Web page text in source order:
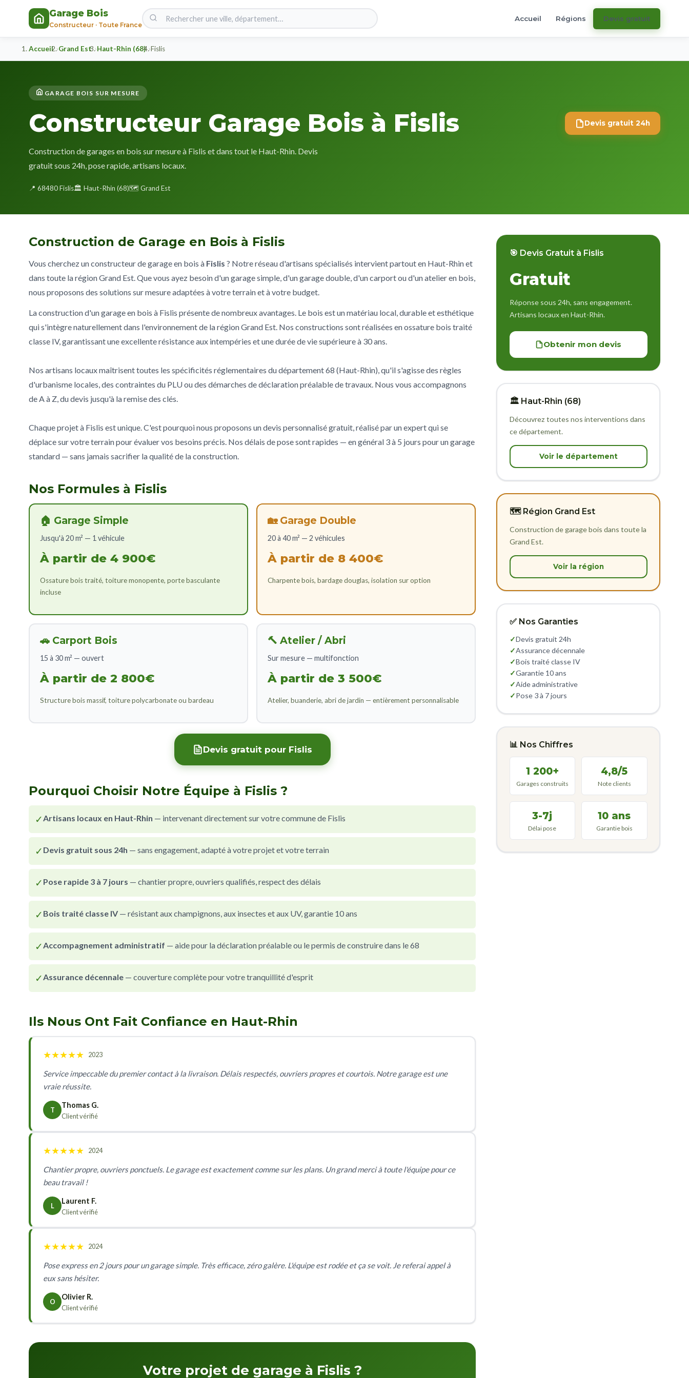
Garage Bois
Constructeur · Toute France
Accueil Régions Devis gratuit
Accueil Grand Est Haut-Rhin (68) Fislis
GARAGE BOIS SUR MESURE
Constructeur Garage Bois à Fislis Devis gratuit 24h
Construction de garages en bois sur mesure à Fislis et dans tout le Haut-Rhin. Devis
gratuit sous 24h, pose rapide, artisans locaux.
📍 68480 Fislis🏛️ Haut-Rhin (68)🗺️ Grand Est
Construction de Garage en Bois à Fislis
Vous cherchez un constructeur de garage en bois à Fislis ? Notre réseau d'artisans spécialisés intervient partout en Haut-Rhin et
dans toute la région Grand Est. Que vous ayez besoin d'un garage simple, d'un garage double, d'un carport ou d'un atelier en bois,
nous proposons des solutions sur mesure adaptées à votre terrain et à votre budget.
La construction d'un garage en bois à Fislis présente de nombreux avantages. Le bois est un matériau local, durable et esthétique
qui s'intègre naturellement dans l'environnement de la région Grand Est. Nos constructions sont réalisées en ossature bois traité
classe IV, garantissant une excellente résistance aux intempéries et une durée de vie supérieure à 30 ans.
Nos artisans locaux maîtrisent toutes les spécificités réglementaires du département 68 (Haut-Rhin), qu'il s'agisse des règles
d'urbanisme locales, des contraintes du PLU ou des démarches de déclaration préalable de travaux. Nous vous accompagnons
de A à Z, du devis jusqu'à la remise des clés.
Chaque projet à Fislis est unique. C'est pourquoi nous proposons un devis personnalisé gratuit, réalisé par un expert qui se
déplace sur votre terrain pour évaluer vos besoins précis. Nos délais de pose sont rapides — en général 3 à 5 jours pour un garage
standard — sans jamais sacrifier la qualité de la construction.
Nos Formules à Fislis
🏠 Garage Simple
Jusqu'à 20 m² — 1 véhicule
À partir de 4 900€
Ossature bois traité, toiture monopente, porte basculante
incluse
🏡 Garage Double
20 à 40 m² — 2 véhicules
À partir de 8 400€
Charpente bois, bardage douglas, isolation sur option
🚗 Carport Bois
15 à 30 m² — ouvert
À partir de 2 800€
Structure bois massif, toiture polycarbonate ou bardeau
🔨 Atelier / Abri
Sur mesure — multifonction
À partir de 3 500€
Atelier, buanderie, abri de jardin — entièrement personnalisable
Devis gratuit pour Fislis
Pourquoi Choisir Notre Équipe à Fislis ?
✓Artisans locaux en Haut-Rhin — intervenant directement sur votre commune de Fislis
✓ Devis gratuit sous 24h — sans engagement, adapté à votre projet et votre terrain
✓ Pose rapide 3 à 7 jours — chantier propre, ouvriers qualifiés, respect des délais
✓ Bois traité classe IV — résistant aux champignons, aux insectes et aux UV, garantie 10 ans
✓Accompagnement administratif — aide pour la déclaration préalable ou le permis de construire dans le 68
✓Assurance décennale — couverture complète pour votre tranquillité d'esprit
Ils Nous Ont Fait Confiance en Haut-Rhin
★★★★★ 2023
Service impeccable du premier contact à la livraison. Délais respectés, ouvriers propres et courtois. Notre garage est une
vraie réussite.
T
Thomas G.
Client vérifié
★★★★★ 2024
Chantier propre, ouvriers ponctuels. Le garage est exactement comme sur les plans. Un grand merci à toute l'équipe pour ce
beau travail !
L
Laurent F.
Client vérifié
★★★★★ 2024
Pose express en 2 jours pour un garage simple. Très efficace, zéro galère. L'équipe est rodée et ça se voit. Je referai appel à
eux sans hésiter.
O
Olivier R.
Client vérifié
Votre projet de garage à Fislis ?
🎯 Devis Gratuit à Fislis
Gratuit
Réponse sous 24h, sans engagement.
Artisans locaux en Haut-Rhin.
Obtenir mon devis
🏛️ Haut-Rhin (68)
Découvrez toutes nos interventions dans
ce département.
Voir le département
🗺️ Région Grand Est
Construction de garage bois dans toute la
Grand Est.
Voir la région
✅ Nos Garanties
✓Devis gratuit 24h
✓Assurance décennale
✓Bois traité classe IV
✓Garantie 10 ans
✓Aide administrative
✓Pose 3 à 7 jours
📊 Nos Chiffres
1 200+
Garages construits
4,8/5
Note clients
3-7j
Délai pose
10 ans
Garantie bois